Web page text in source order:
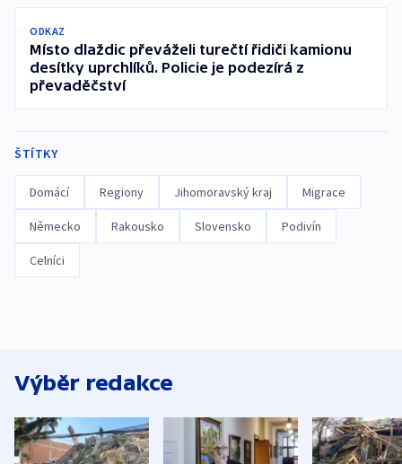
ODKAZ
Místo dlaždic převáželi turečtí řidiči kamionu
desítky uprchlíků. Policie je podezírá z
převaděčství
ŠTÍTKY
Domácí Regiony Jihomoravský kraj Migrace
Německo Rakousko Slovensko Podivín
Celníci
Výběr redakce